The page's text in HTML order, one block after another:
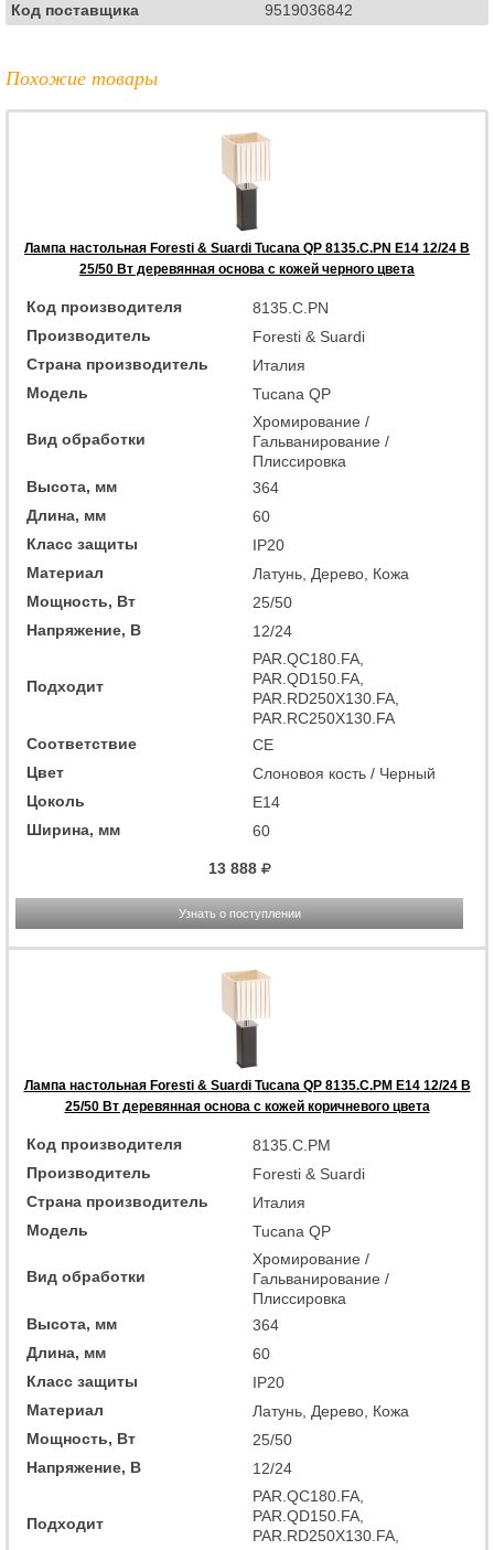
Код поставщика
9519036842
Похожие товары
Лампа настольная Foresti & Suardi Tucana QP 8135.C.PN E14 12/24 В
25/50 Вт деревянная основа с кожей черного цвета
Код производителя
8135.C.PN
Производитель
Foresti & Suardi
Страна производитель
Италия
Модель
Tucana QP
Вид обработки
Хромирование /
Гальванирование /
Плиссировка
Высота, мм
364
Длина, мм
60
Класс защиты
IP20
Материал
Латунь, Дерево, Кожа
Мощность, Вт
25/50
Напряжение, В
12/24
Подходит
PAR.QC180.FA,
PAR.QD150.FA,
PAR.RD250X130.FA,
PAR.RC250X130.FA
Соответствие
CE
Цвет
Слоновоя кость / Черный
Цоколь
E14
Ширина, мм
60
13 888
Узнать о поступлении
Лампа настольная Foresti & Suardi Tucana QP 8135.C.PM E14 12/24 В
25/50 Вт деревянная основа с кожей коричневого цвета
Код производителя
8135.C.PM
Производитель
Foresti & Suardi
Страна производитель
Италия
Модель
Tucana QP
Вид обработки
Хромирование /
Гальванирование /
Плиссировка
Высота, мм
364
Длина, мм
60
Класс защиты
IP20
Материал
Латунь, Дерево, Кожа
Мощность, Вт
25/50
Напряжение, В
12/24
Подходит
PAR.QC180.FA,
PAR.QD150.FA,
PAR.RD250X130.FA,